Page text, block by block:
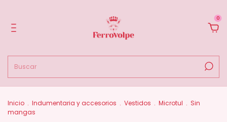
0
Inicio . Indumentaria y accesorios . Vestidos . Microtul . Sin
mangas